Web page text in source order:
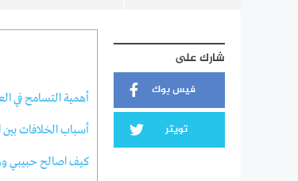
شارك على
فيس بوك
تويتر
أهمية التسامح في
أسباب الخلافات
كيف اصالح حبيبي